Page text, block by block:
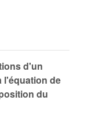
d'un
l'équation de
du